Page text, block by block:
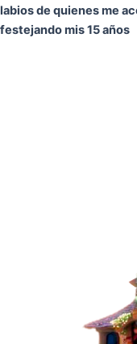
labios de quienes me
festejando mis 15 años